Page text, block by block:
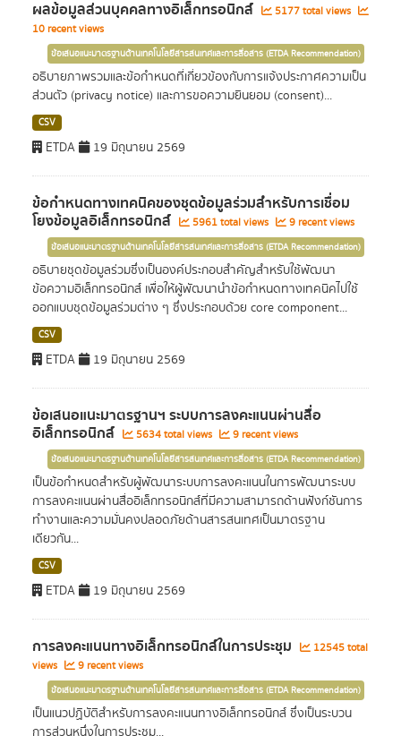
ผลข้อมูลส่วนบุคคลทางอิเล็กทรอนิกส์
5177 total views
10 recent views
ข้อเสนอแนะมาตรฐานด้านเทคโนโลยีสารสนเทศและการสื่อสาร (ETDA Recommendation)
อธิบายภาพรวมและข้อกำหนดที่เกี่ยวข้องกับการแจ้งประกาศความเป็น
ส่วนตัว (privacy notice) และการขอความยินยอม (consent)...
CSV
ETDA 19 มิถุนายน 2569
ข้อกำหนดทางเทคนิคของชุดข้อมูลร่วมสำหรับการเชื่อม
โยงข้อมูลอิเล็กทรอนิกส์ 5961 total views 9 recent views
ข้อเสนอแนะมาตรฐานด้านเทคโนโลยีสารสนเทศและการสื่อสาร (ETDA Recommendation)
อธิบายชุดข้อมูลร่วมซึ่งเป็นองค์ประกอบสำคัญสำหรับใช้พัฒนา
ข้อความอิเล็กทรอนิกส์ เพื่อให้ผู้พัฒนานำข้อกำหนดทางเทคนิคไปใช้
ออกแบบชุดข้อมูลร่วมต่าง ๆ ซึ่งประกอบด้วย core component...
CSV
ETDA 19 มิถุนายน 2569
ข้อเสนอแนะมาตรฐานฯ ระบบการลงคะแนนผ่านสื่อ
อิเล็กทรอนิกส์ 5634 total views 9 recent views
ข้อเสนอแนะมาตรฐานด้านเทคโนโลยีสารสนเทศและการสื่อสาร (ETDA Recommendation)
เป็นข้อกำหนดสำหรับผู้พัฒนาระบบการลงคะแนนในการพัฒนาระบบ
การลงคะแนนผ่านสื่ออิเล็กทรอนิกส์ที่มีความสามารถด้านฟังก์ชันการ
ทำงานและความมั่นคงปลอดภัยด้านสารสนเทศเป็นมาตรฐาน
เดียวกัน...
CSV
ETDA 19 มิถุนายน 2569
การลงคะแนนทางอิเล็กทรอนิกส์ในการประชุม
12545 total
views
9 recent views
ข้อเสนอแนะมาตรฐานด้านเทคโนโลยีสารสนเทศและการสื่อสาร (ETDA Recommendation)
เป็นแนวปฏิบัติสำหรับการลงคะแนนทางอิเล็กทรอนิกส์ ซึ่งเป็นระบวน
การส่วนหนึ่งในการประชุม...